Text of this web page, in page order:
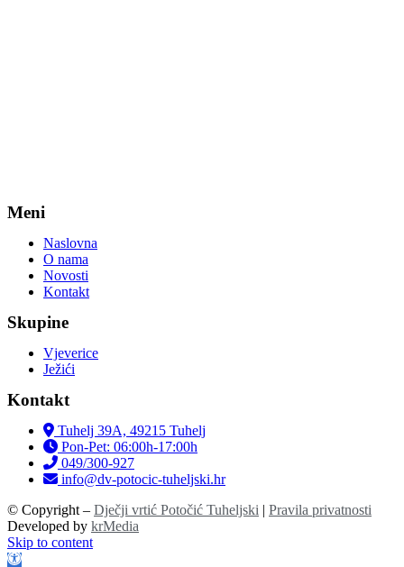
Meni
Naslovna
O nama
Novosti
Kontakt
Skupine
Vjeverice
Ježići
Kontakt
Tuhelj 39A, 49215 Tuhelj
Pon-Pet: 06:00h-17:00h
049/300-927
info@dv-potocic-tuheljski.hr
© Copyright – Dječji vrtić Potočić Tuheljski | Pravila privatnosti
Developed by krMedia
Skip to content
Open toolbar